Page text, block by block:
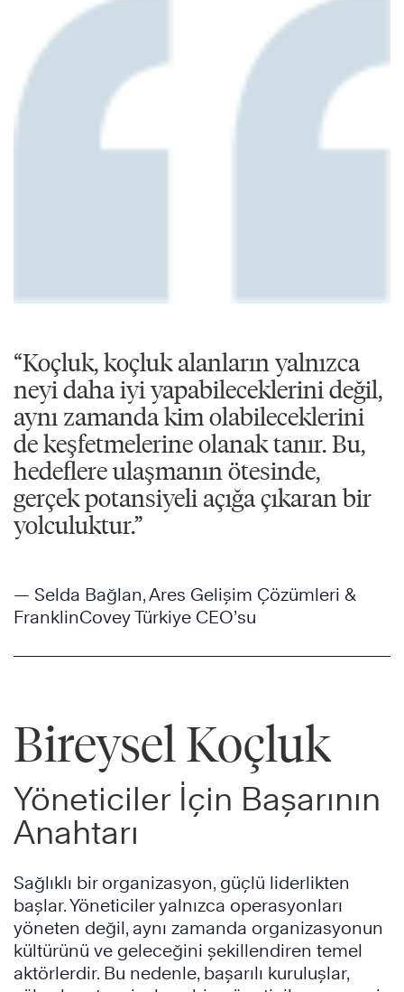
“Koçluk, koçluk alanların yalnızca
neyi daha iyi yapabileceklerini değil,
aynı zamanda kim olabileceklerini
de keşfetmelerine olanak tanır. Bu,
hedeflere ulaşmanın ötesinde,
gerçek potansiyeli açığa çıkaran bir
yolculuktur.”
— Selda Bağlan, Ares Gelişim Çözümleri &
FranklinCovey Türkiye CEO’su
Bireysel Koçluk
Yöneticiler İçin Başarının
Anahtarı
Sağlıklı bir organizasyon, güçlü liderlikten
başlar. Yöneticiler yalnızca operasyonları
yöneten değil, aynı zamanda organizasyonun
kültürünü ve geleceğini şekillendiren temel
aktörlerdir. Bu nedenle, başarılı kuruluşlar,